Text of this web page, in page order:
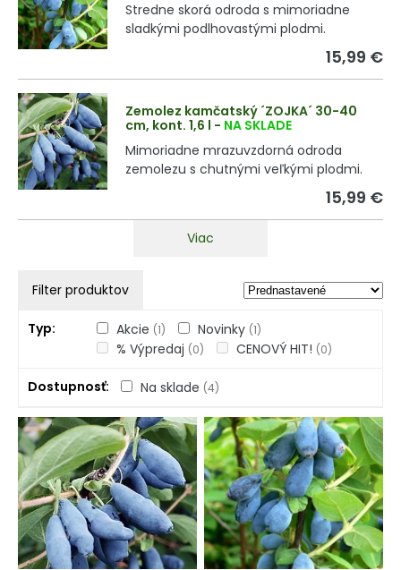
Stredne skorá odroda s mimoriadne
sladkými podlhovastými plodmi.
15,99 €
Zemolez kamčatský ´ZOJKA´ 30-40
cm, kont. 1,6 l - NA SKLADE
Mimoriadne mrazuvzdorná odroda
zemolezu s chutnými veľkými plodmi.
15,99 €
Viac
Filter produktov
Typ Akcie (1) Novinky (1)
% Výpredaj (0) CENOVÝ HIT! (0)
Dostupnosť Na sklade (4)